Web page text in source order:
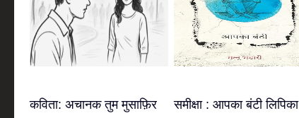
कविता: अचानक तुम मुसाफ़िर समीक्षा : आपका बंटी लिपिका